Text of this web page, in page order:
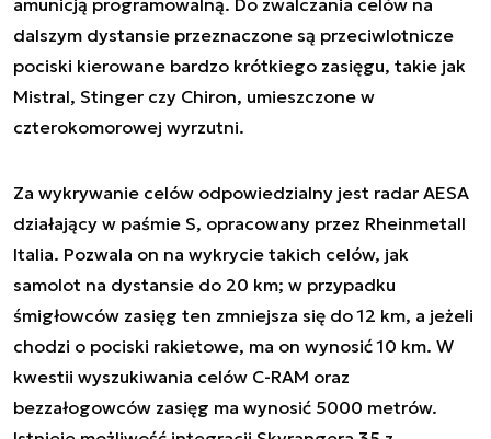
dalszym dystansie przeznaczone są przeciwlotnicze
pociski kierowane bardzo krótkiego zasięgu, takie jak
Mistral, Stinger czy Chiron, umieszczone w
czterokomorowej wyrzutni.
Za wykrywanie celów odpowiedzialny jest radar AESA
działający w paśmie S, opracowany przez Rheinmetall
Italia. Pozwala on na wykrycie takich celów, jak
samolot na dystansie do 20 km; w przypadku
śmigłowców zasięg ten zmniejsza się do 12 km, a jeżeli
chodzi o pociski rakietowe, ma on wynosić 10 km. W
kwestii wyszukiwania celów C-RAM oraz
bezzałogowców zasięg ma wynosić 5000 metrów.